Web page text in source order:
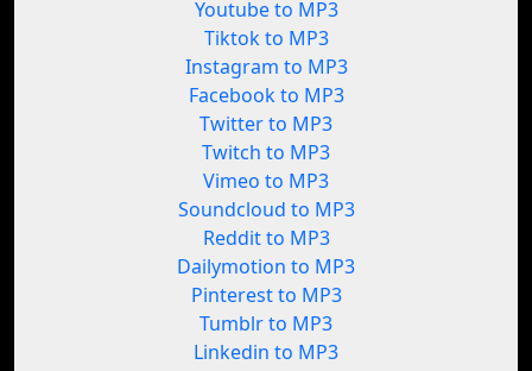
Youtube to MP3
Tiktok to MP3
Instagram to MP3
Facebook to MP3
Twitter to MP3
Twitch to MP3
Vimeo to MP3
Soundcloud to MP3
Reddit to MP3
Dailymotion to MP3
Pinterest to MP3
Tumblr to MP3
Linkedin to MP3